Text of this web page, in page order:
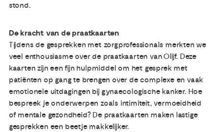
stond.
De kracht van de praatkaarten
Tijdens de gesprekken met zorgprofessionals merkten we
veel enthousiasme over de praatkaarten van Olijf. Deze
kaarten zijn een fijn hulpmiddel om het gesprek met
patiënten op gang te brengen over de complexe en vaak
emotionele uitdagingen bij gynaecologische kanker. Hoe
bespreek je onderwerpen zoals intimiteit, vermoeidheid
of mentale gezondheid? De praatkaarten maken lastige
gesprekken een beetje makkelijker.